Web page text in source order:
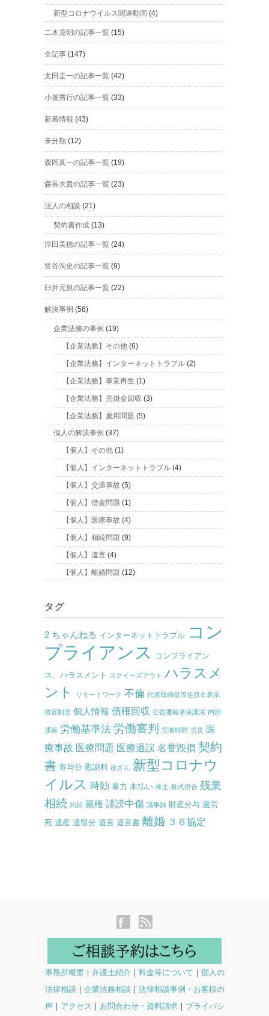
新型コロナウイルス関連動画 (4)
二木克明の記事一覧 (15)
全記事 (147)
太田圭一の記事一覧 (42)
小堀秀行の記事一覧 (33)
新着情報 (43)
未分類 (12)
森岡真一の記事一覧 (19)
森長大貴の記事一覧 (23)
法人の相談 (21)
契約書作成 (13)
浮田美穂の記事一覧 (24)
笠谷洵史の記事一覧 (9)
臼井元規の記事一覧 (22)
解決事例 (56)
企業法務の事例 (19)
【企業法務】その他 (6)
【企業法務】インターネットトラブル (2)
【企業法務】事業再生 (1)
【企業法務】売掛金回収 (3)
【企業法務】雇用問題 (5)
個人の解決事例 (37)
【個人】その他 (1)
【個人】インターネットトラブル (4)
【個人】交通事故 (5)
【個人】借金問題 (1)
【個人】医療事故 (4)
【個人】相続問題 (9)
【個人】遺言 (4)
【個人】離婚問題 (12)
タグ
2 ちゃんねる インターネットトラブル コン
プライアンス
コンプライアン
ス、ハラスメント スクイーズアウト ハラスメ
ント
リモートワーク 不倫 代表取締役等住所非表示
措置制度 個人情報 債権回収 公益通報者保護法 内部
通報 労働基準法 労働審判 労働時間 労災
医
療事故 医療問題 医療過誤 名誉毀損 契約
書 寄与分 慰謝料 改ざん 新型コロナウ
イルス 時効 暴力 未払い 株主 株式併合 残業
相続 約款 親権 誹謗中傷 議事録 財産分与 過労
死 遺産 遺留分 遺言 遺言書 離婚 ３６協定
事務所概要｜ 弁護士紹介 ｜ 料金等について ｜ 個人の
法律相談 ｜ 企業法務相談 ｜ 法律相談事例・お客様の
声｜ アクセス ｜ お問合わせ・資料請求｜ プライバシ